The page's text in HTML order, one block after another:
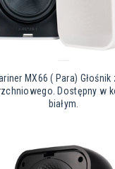
MX66 ( Para)
Dostępny w
białym.